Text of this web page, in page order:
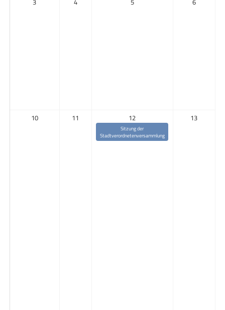
3 4 5 6
10 11 12
Sitzung der
Stadtverordnetenversammlung
13